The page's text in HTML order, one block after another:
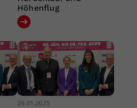
Höhenflug
29.01.2025